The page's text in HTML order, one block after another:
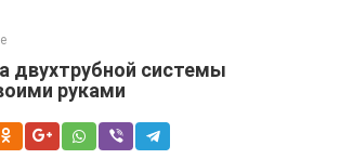
двухтрубной системы
руками